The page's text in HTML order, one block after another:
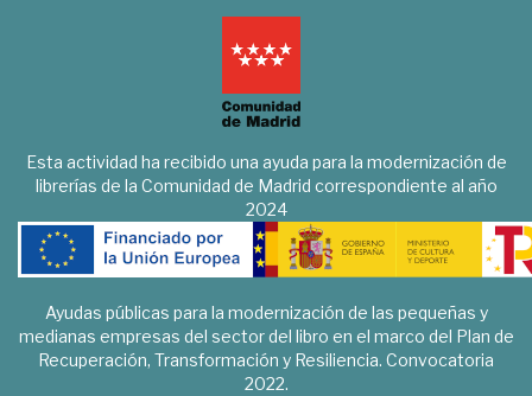
Esta actividad ha recibido una ayuda para la modernización de
librerías de la Comunidad de Madrid correspondiente al año
2024
Ayudas públicas para la modernización de las pequeñas y
medianas empresas del sector del libro en el marco del Plan de
Recuperación, Transformación y Resiliencia. Convocatoria
2022.